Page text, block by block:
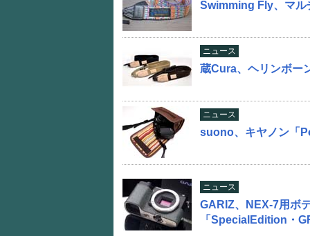
Swimming Fly、マル
ニュース
蔵Cura、ヘリンボー
ニュース
suono、キヤノン「
ニュース
GARIZ、NEX-7用ボ
「SpecialEdition・